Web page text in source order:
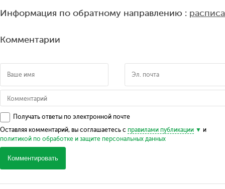
Информация по обратному направлению :
Комментарии
Получать ответы по электронной почте
Оставляя комментарий, вы соглашаетесь с правилами публикации
и
политикой по обработке и защите персональных данных
Комментировать